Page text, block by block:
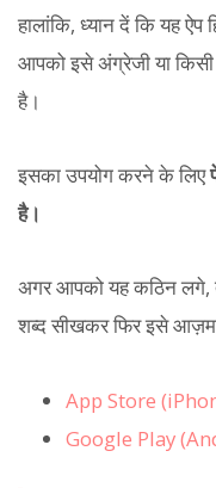
हालांकि, ध्यान दें कि यह ऐप
आपको इसे अंग्रेजी या
है।
इसका उपयोग करने के लिए
है।
अगर आपको यह कठिन लगे,
शब्द सीखकर फिर इसे
App Store
Google Play